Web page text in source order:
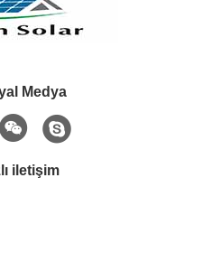
Medya
iletişim